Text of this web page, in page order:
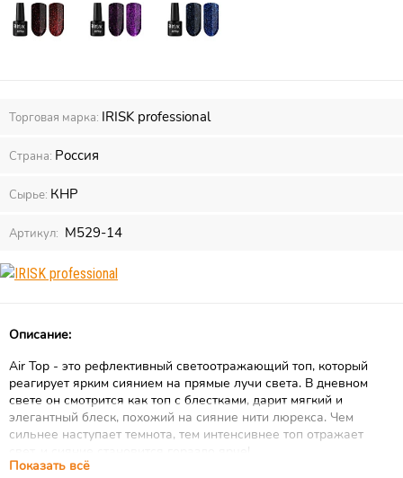
Торговая марка: IRISK professional
Страна: Россия
Сырье: КНР
Артикул: М529-14
Описание:
Air Top - это рефлективный светоотражающий топ, который
реагирует ярким сиянием на прямые лучи света. В дневном
свете он смотрится как топ с блестками, дарит мягкий и
элегантный блеск, похожий на сияние нити люрекса. Чем
сильнее наступает темнота, тем интенсивнее топ отражает
Плотность нанесения блесток выбирает мастер, тем самым
Показать всё